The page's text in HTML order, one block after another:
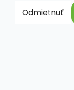
Odmietnuť